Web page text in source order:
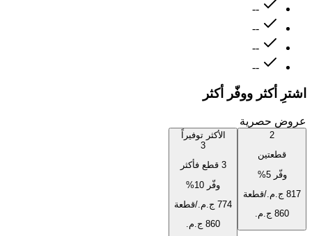
--
--
--
--
اشترِ أكثر ووفّر أكثر
عروض حصرية
2
قطعتين
وفّر5
%
/قطعة
الأكثر توفيراً
3
3 قطع فأكثر
وفّر 10
%
/قطعة